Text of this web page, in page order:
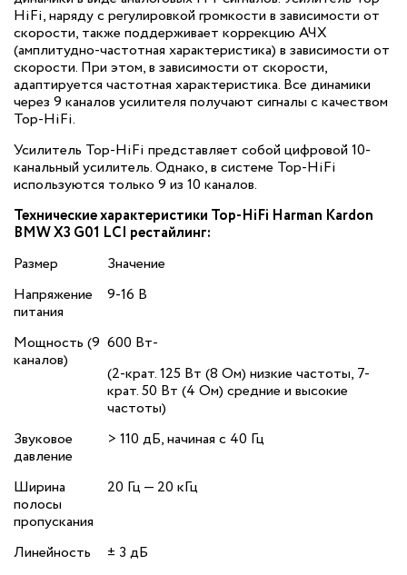
HiFi, наряду с регулировкой громкости в зависимости от
скорости, также поддерживает коррекцию АЧХ
(амплитудно-частотная характеристика) в зависимости от
скорости. При этом, в зависимости от скорости,
адаптируется частотная характеристика. Все динамики
через 9 каналов усилителя получают сигналы с качеством
Top-HiFi.
Усилитель Top-HiFi представляет собой цифровой 10-
канальный усилитель. Однако, в системе Top-HiFi
используются только 9 из 10 каналов.
Технические характеристики Top-HiFi Harman Kardon
BMW X3 G01 LCI рестайлинг:
Размер
Значение
Напряжение
питания
9-16 В
Мощность (9
каналов)
600 Вт‐
(2-крат. 125 Вт (8 Ом) низкие частоты, 7-
крат. 50 Вт (4 Ом) средние и высокие
частоты)
Звуковое
давление
> 110 дБ, начиная с 40 Гц
Ширина
полосы
пропускания
20 Гц — 20 кГц
Линейность
± 3 дБ